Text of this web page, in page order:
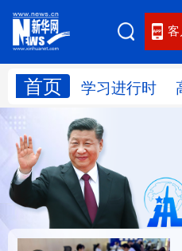
客
首页 学习进行时网站
学习进行时
国际 财经
思客智库